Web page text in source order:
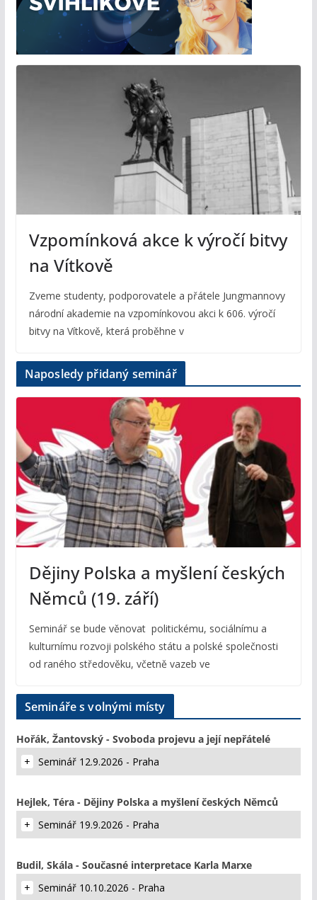
Vzpomínková akce k výročí bitvy
na Vítkově
Zveme studenty, podporovatele a přátele Jungmannovy
národní akademie na vzpomínkovou akci k 606. výročí
bitvy na Vítkově, která proběhne v
Naposledy přidaný seminář
Dějiny Polska a myšlení českých
Němců (19. září)
Seminář se bude věnovat politickému, sociálnímu a
kulturnímu rozvoji polského státu a polské společnosti
od raného středověku, včetně vazeb ve
Semináře s volnými místy
Hořák, Žantovský - Svoboda projevu a její nepřátelé
Seminář 12.9.2026 - Praha
Hejlek, Téra - Dějiny Polska a myšlení českých Němců
Seminář 19.9.2026 - Praha
Budil, Skála - Současné interpretace Karla Marxe
Seminář 10.10.2026 - Praha